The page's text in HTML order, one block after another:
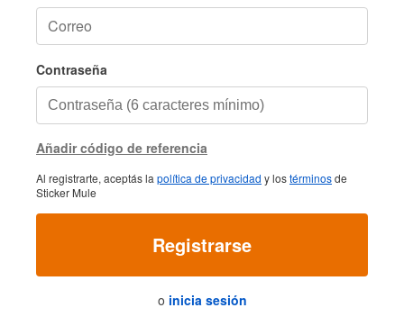
Contraseña
Añadir código de referencia
Al registrarte, aceptás la política de privacidad y lostérminosde
Sticker Mule
Registrarse
o inicia sesión